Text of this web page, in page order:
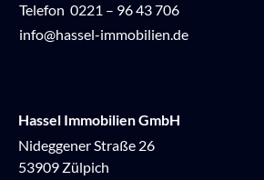
Telefon 0221 – 96 43 706
info@hassel-immobilien.de
Hassel Immobilien GmbH
Nideggener Straße 26
53909 Zülpich